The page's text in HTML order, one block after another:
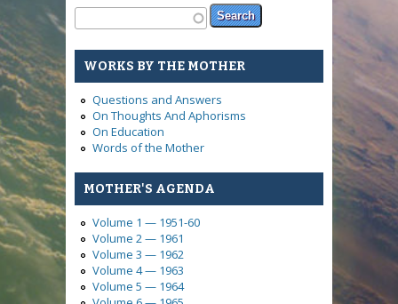
Search form
Search
WORKS BY THE MOTHER
Questions and Answers
On Thoughts And Aphorisms
On Education
Words of the Mother
MOTHER'S AGENDA
Volume 1 — 1951-60
Volume 2 — 1961
Volume 3 — 1962
Volume 4 — 1963
Volume 5 — 1964